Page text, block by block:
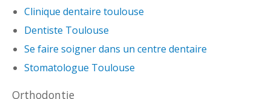
Clinique dentaire toulouse
Dentiste Toulouse
Se faire soigner dans un centre dentaire
Stomatologue Toulouse
Orthodontie